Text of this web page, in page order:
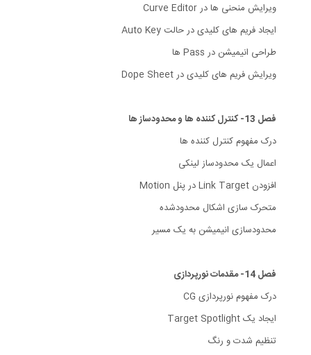
ویرایش منحنی ها در Curve Editor
ایجاد فریم های کلیدی در حالت Auto Key
طراحی انیمیشن در Pass ها
ویرایش فریم های کلیدی در Dope Sheet
فصل 13- کنترل کننده ها و محدودساز ها
درک مفهوم کنترل کننده ها
اعمال یک محدودساز لینکی
افزودن Link Target در پنل Motion
متحرک سازی اشکال محدودشده
محدودسازی انیمیشن به یک مسیر
فصل 14- مقدمات نورپردازی
درک مفهوم نورپردازی CG
ایجاد یک Target Spotlight
تنظیم شدت و رنگ